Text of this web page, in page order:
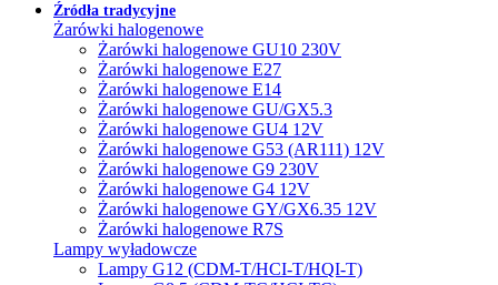
Źródła tradycyjne
Żarówki halogenowe
Żarówki halogenowe GU10 230V
Żarówki halogenowe E27
Żarówki halogenowe E14
Żarówki halogenowe GU/GX5.3
Żarówki halogenowe GU4 12V
Żarówki halogenowe G53 (AR111) 12V
Żarówki halogenowe G9 230V
Żarówki halogenowe G4 12V
Żarówki halogenowe GY/GX6.35 12V
Żarówki halogenowe R7S
Lampy wyładowcze
Lampy G12 (CDM-T/HCI-T/HQI-T)